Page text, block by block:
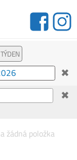
✖
✖
žádná položka